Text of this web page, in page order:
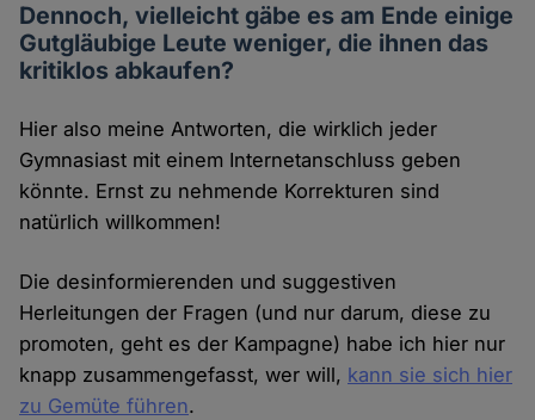
Dennoch, vielleicht gäbe es am Ende einige
Gutgläubige Leute weniger, die ihnen das
kritiklos abkaufen?
Hier also meine Antworten, die wirklich jeder
Gymnasiast mit einem Internetanschluss geben
könnte. Ernst zu nehmende Korrekturen sind
natürlich willkommen!
Die desinformierenden und suggestiven
Herleitungen der Fragen (und nur darum, diese zu
promoten, geht es der Kampagne) habe ich hier nur
knapp zusammengefasst, wer will, kann sie sich hier
zu Gemüte führen.